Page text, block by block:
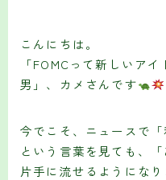
こんにちは。
「FOMCって新しいア
男」、カメさんです
今でこそ、ニュースで「
という言葉を見ても、
片手に流せるようにな